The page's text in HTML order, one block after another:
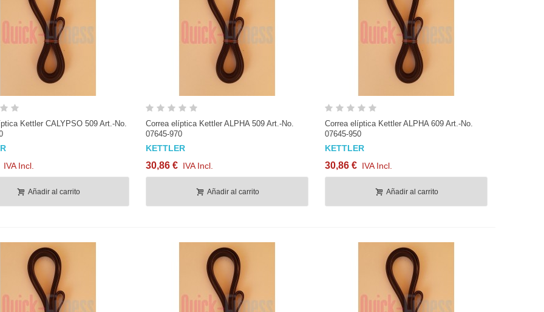
hilos de acero
15,25 € IVA Incl.
5mm y 6mm (1...
3,75 € IVA Incl.
17,55 € IVA Incl.
Kettler CALYPSO 509 Art.-No.
IVA Incl.
Añadir al carrito
Correa elíptica Kettler ALPHA 509 Art.-No.
07645-970
KETTLER
30,86 € IVA Incl.
Añadir al carrito
Correa elíptica Kettler ALPHA 609 Art.-No.
07645-950
KETTLER
30,86 € IVA Incl.
Añadir al carrito